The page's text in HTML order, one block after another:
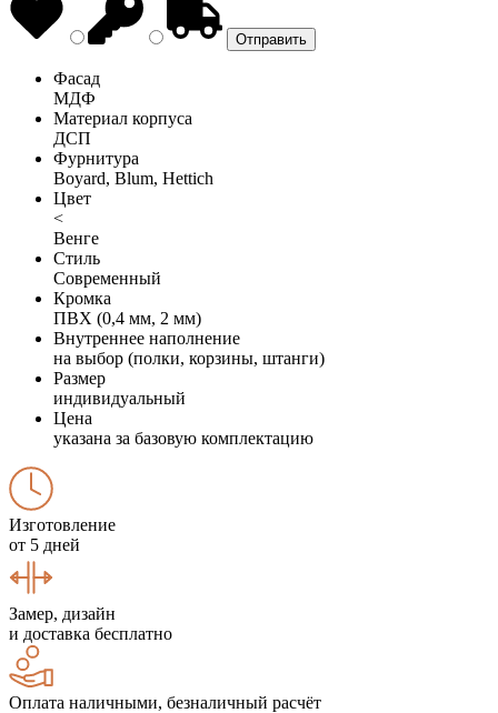
Фасад
МДФ
Материал корпуса
ДСП
Фурнитура
Boyard, Blum, Hettich
Цвет
<
Венге
Стиль
Современный
Кромка
ПВХ (0,4 мм, 2 мм)
Внутреннее наполнение
на выбор (полки, корзины, штанги)
Размер
индивидуальный
Цена
указана за базовую комплектацию
Изготовление
от 5 дней
Замер, дизайн
и доставка бесплатно
Оплата наличными, безналичный расчёт